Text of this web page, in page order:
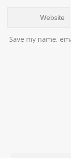
Save my name,